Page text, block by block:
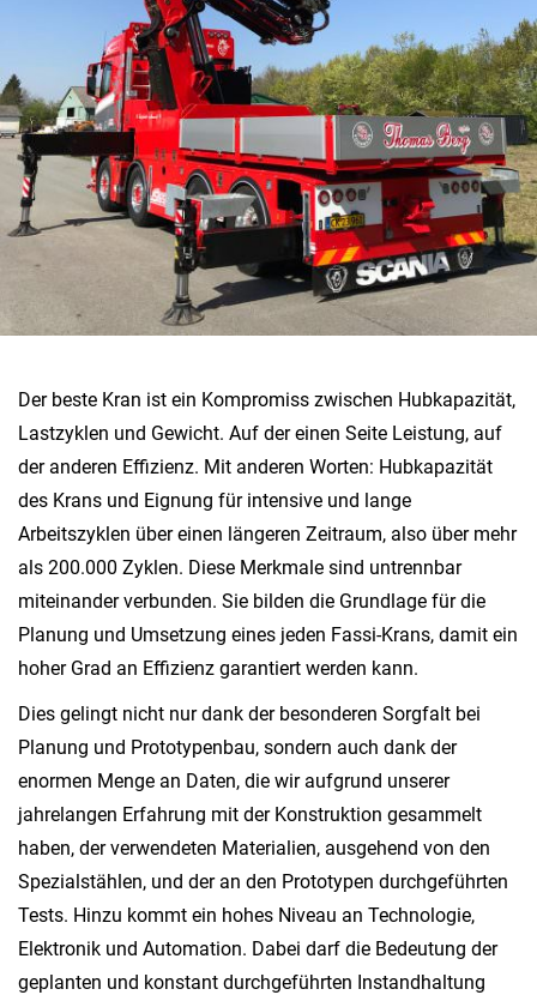
Der beste Kran ist ein Kompromiss zwischen Hubkapazität,
Lastzyklen und Gewicht. Auf der einen Seite Leistung, auf
der anderen Effizienz. Mit anderen Worten: Hubkapazität
des Krans und Eignung für intensive und lange
Arbeitszyklen über einen längeren Zeitraum, also über mehr
als 200.000 Zyklen. Diese Merkmale sind untrennbar
miteinander verbunden. Sie bilden die Grundlage für die
Planung und Umsetzung eines jeden Fassi-Krans, damit ein
hoher Grad an Effizienz garantiert werden kann.
Dies gelingt nicht nur dank der besonderen Sorgfalt bei
Planung und Prototypenbau, sondern auch dank der
enormen Menge an Daten, die wir aufgrund unserer
jahrelangen Erfahrung mit der Konstruktion gesammelt
haben, der verwendeten Materialien, ausgehend von den
Spezialstählen, und der an den Prototypen durchgeführten
Tests. Hinzu kommt ein hohes Niveau an Technologie,
Elektronik und Automation. Dabei darf die Bedeutung der
geplanten und konstant durchgeführten Instandhaltung